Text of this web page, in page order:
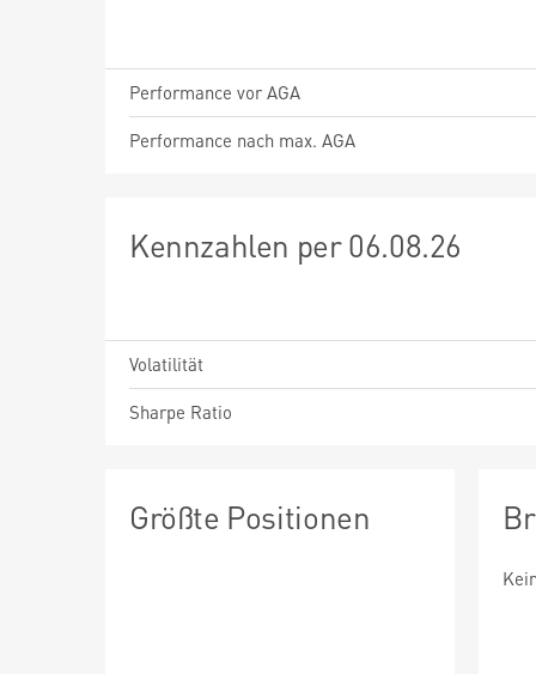
Performance vor AGA
Performance nach max. AGA
Kennzahlen per 06.08.26
Volatilität
Sharpe Ratio
Größte Positionen